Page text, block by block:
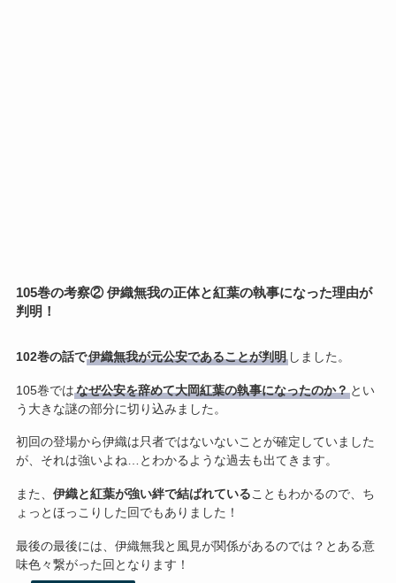
105巻の考察② 伊織無我の正体と紅葉の執事になった理由が
判明！
102巻の話で伊織無我が元公安であることが判明しました。
105巻ではなぜ公安を辞めて大岡紅葉の執事になったのか？とい
う大きな謎の部分に切り込みました。
初回の登場から伊織は只者ではないないことが確定していました
が、それは強いよね…とわかるような過去も出てきます。
また、 伊織と紅葉が強い絆で結ばれていることもわかるので、ち
ょっとほっこりした回でもありました！
最後の最後には、伊織無我と風見が関係があるのでは？とある意
味色々繋がった回となります！